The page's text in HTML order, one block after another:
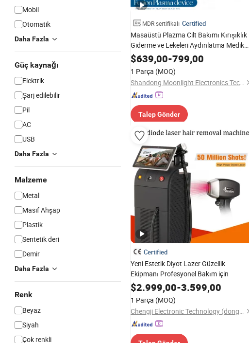
Mobil
Otomatik
Daha Fazla
Güç kaynağı
Elektrik
Şarj edilebilir
Pil
AC
USB
Daha Fazla
Malzeme
Metal
Masif Ahşap
Plastik
Sentetik deri
Demir
Daha Fazla
Renk
Beyaz
Siyah
Çok renkli
MDR sertifikalı Certified
Masaüstü Plazma Cilt Bakımı Kırışıklık
Giderme ve Lekeleri Aydınlatma Medikal
Güzellik Salonu Makinesi Cihaz
Ekipmanı Füzyon Plazma Yeni Teknoloji
$639,00-799,00
1 Parça (MOQ)
Shandong Moonlight Electronics Tech Co., Ltd.
Talep Gönder
Certified
Yeni Estetik Diyot Lazer Güzellik
Ekipmanı Profesyonel Bakım için
$2.999,00-3.599,00
1 Parça (MOQ)
Chengji Electronic Technology (dongguan) Co., Ltd.